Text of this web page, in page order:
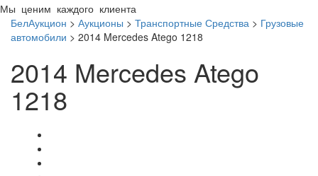
Мы ценим каждого клиента
БелАукцион > Аукционы > Транспортные Средства > Грузовые
автомобили > 2014 Mercedes Atego 1218
2014 Mercedes Atego
1218